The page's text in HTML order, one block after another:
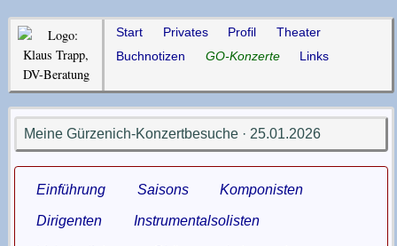
Start Privates Profil
Theater
Buchnotizen
GO-Konzerte Links
Meine Gürzenich-Konzertbesuche · 25.01.2026
Einführung Saisons Komponisten
Dirigenten Instrumentalsolisten